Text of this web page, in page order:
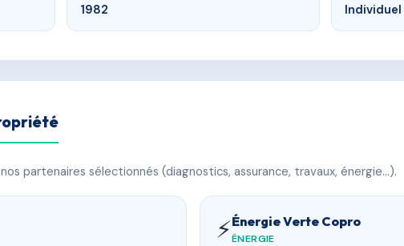
1982 Individuel
partenaires sélectionnés (diagnostics, assurance, travaux, énergie…).
⚡Énergie Verte Copro
ÉNERGIE